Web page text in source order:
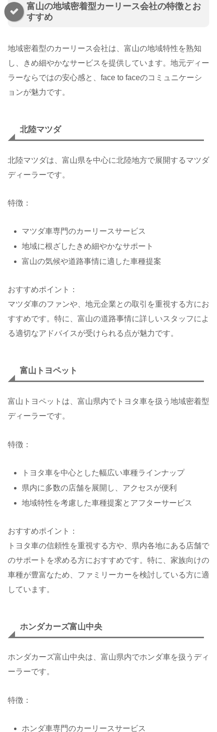
富山の地域密着型カーリース会社の特徴とお
すすめ
地域密着型のカーリース会社は、富山の地域特性を熟知
し、きめ細やかなサービスを提供しています。地元ディー
ラーならではの安心感と、face to faceのコミュニケーシ
ョンが魅力です。
北陸マツダ
北陸マツダは、富山県を中心に北陸地方で展開するマツダ
ディーラーです。
特徴：
マツダ車専門のカーリースサービス
地域に根ざしたきめ細やかなサポート
富山の気候や道路事情に適した車種提案
おすすめポイント：
マツダ車のファンや、地元企業との取引を重視する方にお
すすめです。特に、富山の道路事情に詳しいスタッフによ
る適切なアドバイスが受けられる点が魅力です。
富山トヨペット
富山トヨペットは、富山県内でトヨタ車を扱う地域密着型
ディーラーです。
特徴：
トヨタ車を中心とした幅広い車種ラインナップ
県内に多数の店舗を展開し、アクセスが便利
地域特性を考慮した車種提案とアフターサービス
おすすめポイント：
トヨタ車の信頼性を重視する方や、県内各地にある店舗で
のサポートを求める方におすすめです。特に、家族向けの
車種が豊富なため、ファミリーカーを検討している方に適
しています。
ホンダカーズ富山中央
ホンダカーズ富山中央は、富山県内でホンダ車を扱うディ
ーラーです。
特徴：
ホンダ車専門のカーリースサービス